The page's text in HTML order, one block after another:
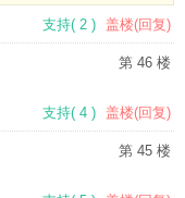
支持( 2 ) 盖楼(回复)
第 46 楼
支持( 4 ) 盖楼(回复)
第 45 楼